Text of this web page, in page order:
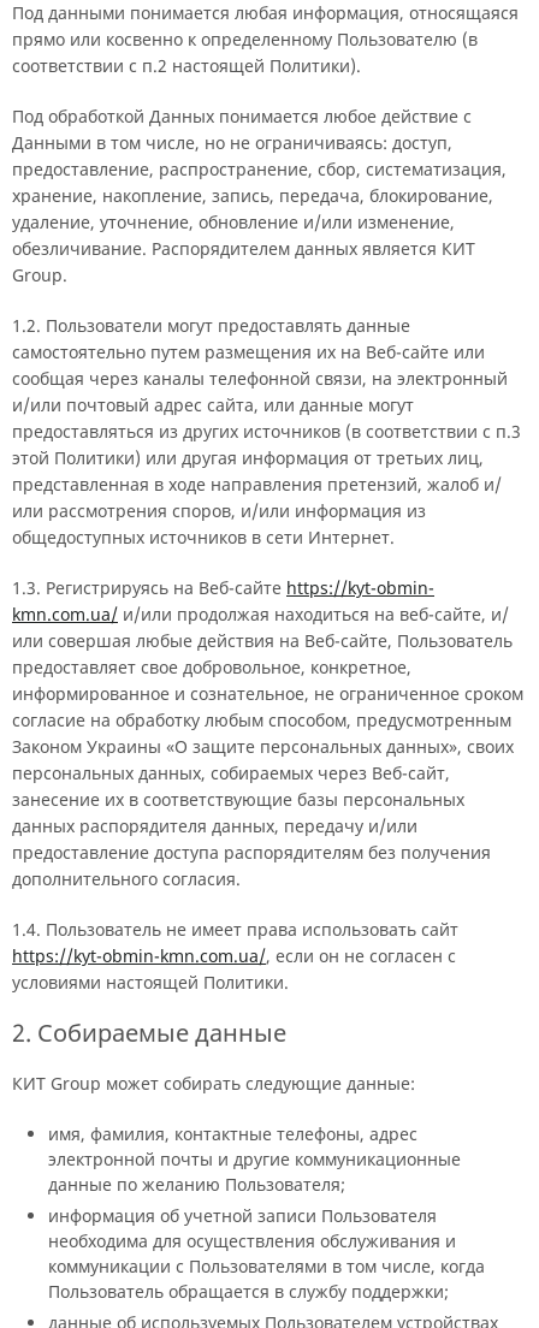
Под данными понимается любая информация, относящаяся
прямо или косвенно к определенному Пользователю (в
соответствии с п.2 настоящей Политики).
Под обработкой Данных понимается любое действие с
Данными в том числе, но не ограничиваясь: доступ,
предоставление, распространение, сбор, систематизация,
хранение, накопление, запись, передача, блокирование,
удаление, уточнение, обновление и/или изменение,
обезличивание. Распорядителем данных является КИТ
Group.
1.2. Пользователи могут предоставлять данные
самостоятельно путем размещения их на Веб-сайте или
сообщая через каналы телефонной связи, на электронный
и/или почтовый адрес сайта, или данные могут
предоставляться из других источников (в соответствии с п.3
этой Политики) или другая информация от третьих лиц,
представленная в ходе направления претензий, жалоб и/
или рассмотрения споров, и/или информация из
общедоступных источников в сети Интернет.
1.3. Регистрируясь на Веб-сайте https://kyt-obmin-
kmn.com.ua/ и/или продолжая находиться на веб-сайте, и/
или совершая любые действия на Веб-сайте, Пользователь
предоставляет свое добровольное, конкретное,
информированное и сознательное, не ограниченное сроком
согласие на обработку любым способом, предусмотренным
Законом Украины «О защите персональных данных», своих
персональных данных, собираемых через Веб-сайт,
занесение их в соответствующие базы персональных
данных распорядителя данных, передачу и/или
предоставление доступа распорядителям без получения
дополнительного согласия.
1.4. Пользователь не имеет права использовать сайт
https://kyt-obmin-kmn.com.ua/, если он не согласен с
условиями настоящей Политики.
2. Собираемые данные
КИТ Group может собирать следующие данные:
имя, фамилия, контактные телефоны, адрес
электронной почты и другие коммуникационные
данные по желанию Пользователя;
информация об учетной записи Пользователя
необходима для осуществления обслуживания и
коммуникации с Пользователями в том числе, когда
Пользователь обращается в службу поддержки;
данные об используемых Пользователем устройствах